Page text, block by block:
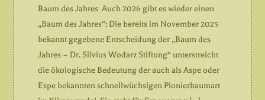
Baum des Jahres Auch 2026 gibt es wieder einen
„Baum des Jahres“: Die bereits im November 2025
bekannt gegebene Entscheidung der „Baum des
Jahres – Dr. Silvius Wodarz Stiftung“ unterstreicht
die ökologische Bedeutung der auch als Aspe oder
Espe bekannten schnellwüchsigen Pionierbaumart